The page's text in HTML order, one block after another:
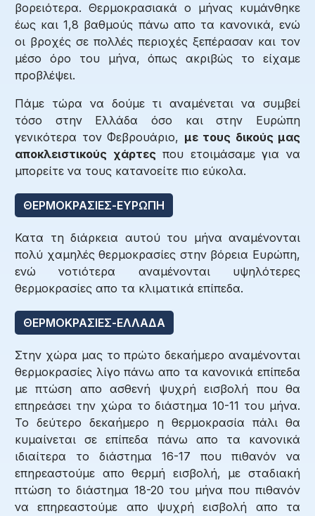
βορειότερα. Θερμοκρασιακά ο μήνας κυμάνθηκε
έως και 1,8 βαθμούς πάνω απο τα κανονικά, ενώ
οι βροχές σε πολλές περιοχές ξεπέρασαν και τον
μέσο όρο του μήνα, όπως ακριβώς το είχαμε
προβλέψει.
Πάμε τώρα να δούμε τι αναμένεται να συμβεί
τόσο στην Ελλάδα όσο και στην Ευρώπη
γενικότερα τον Φεβρουάριο, με τους δικούς μας
αποκλειστικούς χάρτεςπου ετοιμάσαμε για να
μπορείτε να τους κατανοείτε πιο εύκολα.
ΘΕΡΜΟΚΡΑΣΙΕΣ-ΕΥΡΩΠΗ
Κατα τη διάρκεια αυτού του μήνα αναμένονται
πολύ χαμηλές θερμοκρασίες στην βόρεια Ευρώπη,
ενώ νοτιότερα αναμένονται υψηλότερες
θερμοκρασίες απο τα κλιματικά επίπεδα.
ΘΕΡΜΟΚΡΑΣΙΕΣ-ΕΛΛΑΔΑ
Στην χώρα μας το πρώτο δεκαήμερο αναμένονται
θερμοκρασίες λίγο πάνω απο τα κανονικά επίπεδα
με πτώση απο ασθενή ψυχρή εισβολή που θα
επηρεάσει την χώρα το διάστημα 10-11 του μήνα.
Το δεύτερο δεκαήμερο η θερμοκρασία πάλι θα
κυμαίνεται σε επίπεδα πάνω απο τα κανονικά
ιδιαίτερα το διάστημα 16-17 που πιθανόν να
επηρεαστούμε απο θερμή εισβολή, με σταδιακή
πτώση το διάστημα 18-20 του μήνα που πιθανόν
να επηρεαστούμε απο ψυχρή εισβολή απο τα